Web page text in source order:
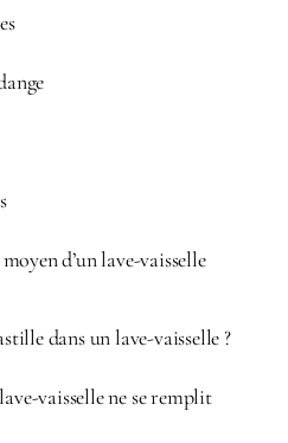
d’un lave-vaisselle
dans un lave-vaisselle ?
vaisselle ne se remplit